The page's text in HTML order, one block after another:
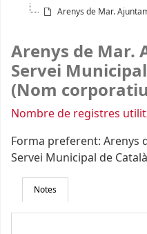
Arenys de Mar.
Arenys de Mar.
Servei
(Nom
Nombre de registres
Forma preferent: Arenys
Servei Municipal de Català
Notes